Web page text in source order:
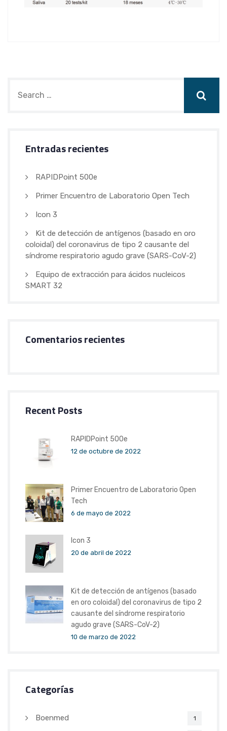
Entradas recientes
RAPIDPoint 500e
Primer Encuentro de Laboratorio Open Tech
Icon 3
Kit de detección de antígenos (basado en oro
coloidal) del coronavirus de tipo 2 causante del
síndrome respiratorio agudo grave (SARS-CoV-2)
Equipo de extracción para ácidos nucleicos
SMART 32
Comentarios recientes
Recent Posts
RAPIDPoint 500e
12 de octubre de 2022
Primer Encuentro de Laboratorio Open
Tech
6 de mayo de 2022
Icon 3
20 de abril de 2022
Kit de detección de antígenos (basado
en oro coloidal) del coronavirus de tipo 2
causante del síndrome respiratorio
agudo grave (SARS-CoV-2)
10 de marzo de 2022
Categorías
Boenmed 1